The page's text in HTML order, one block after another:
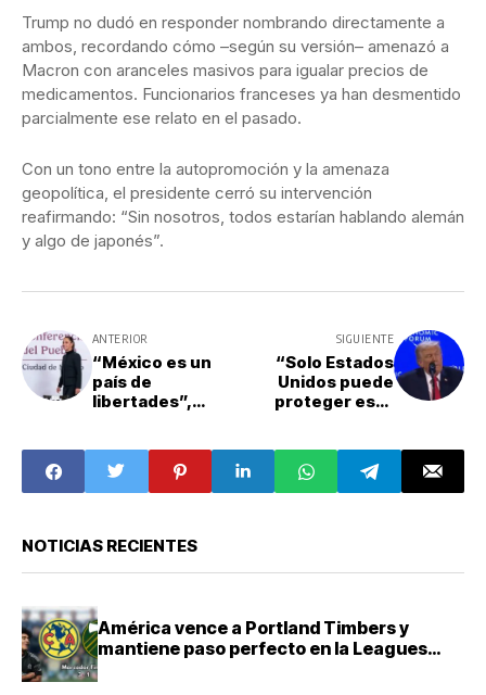
Trump no dudó en responder nombrando directamente a
ambos, recordando cómo –según su versión– amenazó a
Macron con aranceles masivos para igualar precios de
medicamentos. Funcionarios franceses ya han desmentido
parcialmente ese relato en el pasado.
Con un tono entre la autopromoción y la amenaza
geopolítica, el presidente cerró su intervención
reafirmando: “Sin nosotros, todos estarían hablando alemán
y algo de japonés”.
ANTERIOR
“México es un
país de
libertades”,
críticas de
autoritarismo
SIGUIENTE
“Solo Estados
Unidos puede
proteger este
sobre
Groenlandia
NOTICIAS RECIENTES
América vence a Portland Timbers y
mantiene paso perfecto en la Leagues